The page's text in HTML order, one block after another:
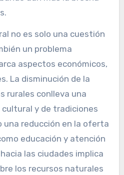
no es solo una cuestión
un problema
aspectos económicos,
La disminución de la
rurales conlleva una
y de tradiciones
una reducción en la oferta
educación y atención
las ciudades implica
los recursos naturales